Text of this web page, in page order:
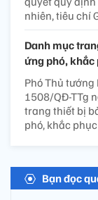
nhiên, tiêu chí
Danh mục
ứng phó, khắc
Phó Thủ
1508/QĐ-TTg
trang thiết bị
phó, khắc
Bạn đọc